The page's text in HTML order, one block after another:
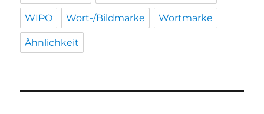
WIPO Wort-/Bildmarke Wortmarke
Ähnlichkeit